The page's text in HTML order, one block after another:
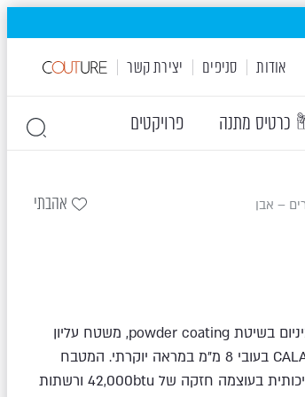
אודות סניפים יצירת קשר
כרטיס מתנה פרויקטים
4 מבערים – אבן
אהבתי
מטבח גינה מפואר בעיצוב מודרני, עשוי גוף אלומיניום בשיטת powder coating, משטח עליון
עשוי גרניט פורצלן עם גידים מדגם CALACATA GOLD בעובי 8 מ"מ במראה יוקרתי. המטבח
משלב גריל עם 4 מבערי יציקה מנירוסטה 304 איכותית בעוצמה חזקה של 42,000btu ורשתות